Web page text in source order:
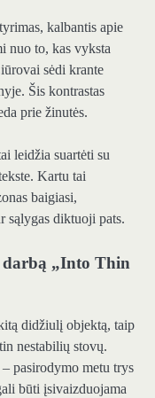
kalbantis apie
nuo to, kas vyksta
sėdi krante
Šis kontrastas
prie žinutės.
leidžia suartėti su
Kartu tai
baigiasi,
sąlygas diktuoji pats.
darbą „Into Thin
didžiulį objektą, taip
nestabilių stovų.
pasirodymo metu trys
būti įsivaizduojama